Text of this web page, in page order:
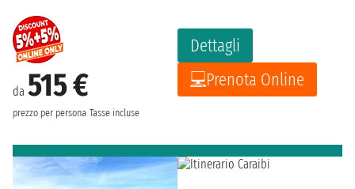
da 515 €
prezzo per persona Tasse incluse
Dettagli
Prenota Online